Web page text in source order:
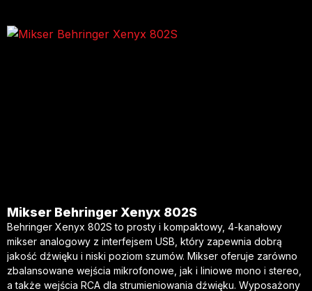
Mikser Behringer Xenyx 802S
Behringer Xenyx 802S to prosty i kompaktowy, 4-kanałowy
mikser analogowy z interfejsem USB, który zapewnia dobrą
jakość dźwięku i niski poziom szumów. Mikser oferuje zarówno
zbalansowane wejścia mikrofonowe, jak i liniowe mono i stereo,
a także wejścia RCA dla strumieniowania dźwięku. Wyposażony